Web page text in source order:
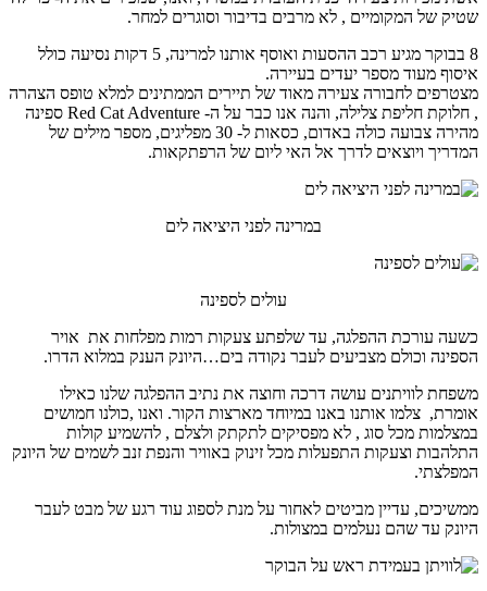
שטיק של המקומיים , לא מרבים בדיבור וסוגרים למחר.
8 בבוקר מגיע רכב ההסעות ואוסף אותנו למרינה, 5 דקות נסיעה כולל
איסוף מעוד מספר יעדים בעיירה.
מצטרפים לחבורה צעירה מאוד של תיירים הממתינים למלא טופס הצהרה
, חלוקת חליפת צלילה, והנה אנו כבר על ה- Red Cat Adventure ספינה
מהירה צבועה כולה באדום, כסאות ל- 30 מפליגים, מספר מילים של
המדריך ויוצאים לדרך אל האי ליום של הרפתקאות.
במרינה לפני היציאה לים
עולים לספינה
כשעה עורכת ההפלגה, עד שלפתע צעקות רמות מפלחות את אויר
הספינה וכולם מצביעים לעבר נקודה בים…היונק הענק במלוא הדרו.
משפחת לוויתנים עושה דרכה וחוצה את נתיב ההפלגה שלנו כאילו
אומרת, צלמו אותנו באנו במיוחד מארצות הקור. ואנו ,כולנו חמושים
במצלמות מכל סוג , לא מפסיקים לתקתק ולצלם , להשמיע קולות
התלהבות וצעקות התפעלות מכל זינוק באוויר והנפת זנב לשמים של היונק
המפלצתי.
ממשיכים, עדיין מביטים לאחור על מנת לספוג עוד רגע של מבט לעבר
היונק עד שהם נעלמים במצולות.